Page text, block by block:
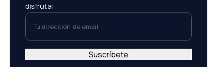
disfruta!
Tu dirección de email
Suscríbete